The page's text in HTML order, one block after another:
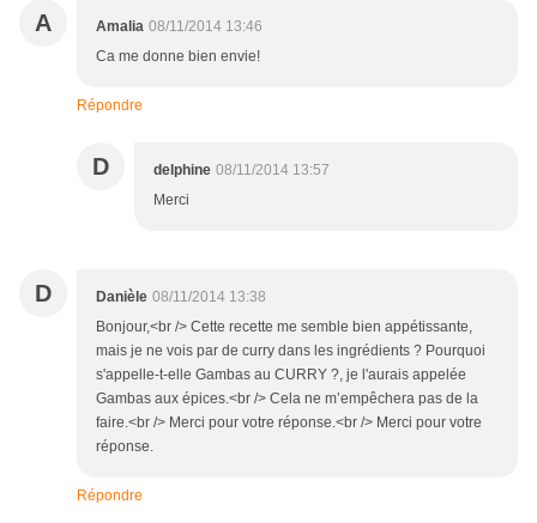
A Amalia 08/11/2014 13:46
Ca me donne bien envie!
Répondre
D delphine 08/11/2014 13:57
Merci
D Danièle 08/11/2014 13:38
Bonjour,<br /> Cette recette me semble bien appétissante,
mais je ne vois par de curry dans les ingrédients ? Pourquoi
s'appelle-t-elle Gambas au CURRY ?, je l'aurais appelée
Gambas aux épices.<br /> Cela ne m’empêchera pas de la
faire.<br /> Merci pour votre réponse.<br /> Merci pour votre
réponse.
Répondre